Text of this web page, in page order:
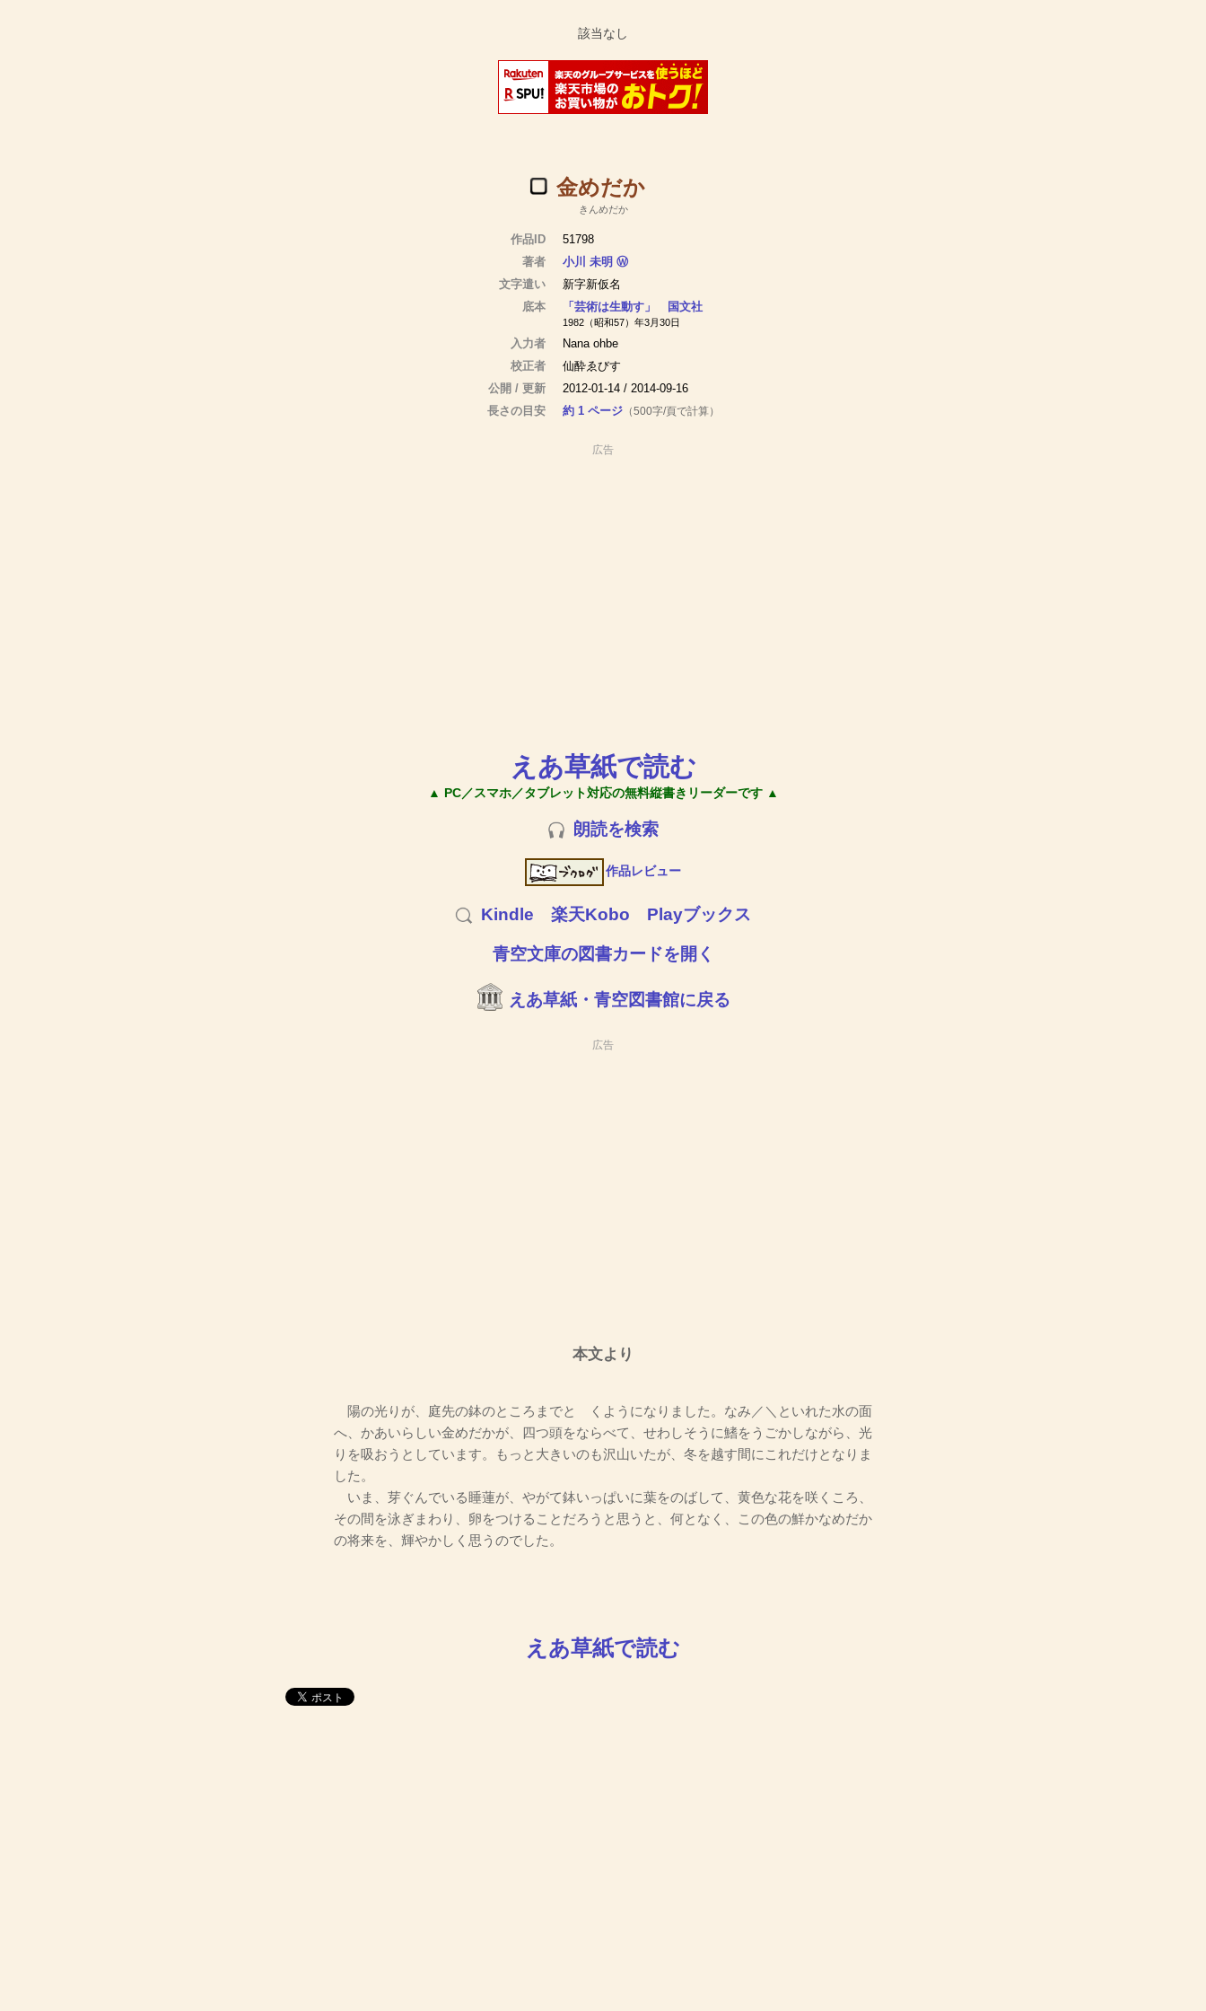
金めだか
きんめだか
作品ID
51798
著者
小川 未明 Ⓦ
文字遣い
新字新仮名
底本
「芸術は生動す」 国文社
1982（昭和57）年3月30日
入力者
Nana ohbe
校正者
仙酔ゑびす
公開 / 更新
2012-01-14 / 2014-09-16
長さの目安
約 1 ページ（500字/頁で計算）
広告
えあ草紙で読む
▲ PC／スマホ／タブレット対応の無料縦書きリーダーです ▲
朗読を検索
作品レビュー
Kindle 楽天Kobo Playブックス
青空文庫の図書カードを開く
えあ草紙・青空図書館に戻る
広告
本文より
陽の光りが、庭先の鉢のところまでとゞくようになりました。なみ／＼といれた水の面
へ、かあいらしい金めだかが、四つ頭をならべて、せわしそうに鰭をうごかしながら、光
りを吸おうとしています。もっと大きいのも沢山いたが、冬を越す間にこれだけとなりま
した。
いま、芽ぐんでいる睡蓮が、やがて鉢いっぱいに葉をのばして、黄色な花を咲くころ、
その間を泳ぎまわり、卵をつけることだろうと思うと、何となく、この色の鮮かなめだか
の将来を、輝やかしく思うのでした。
えあ草紙で読む